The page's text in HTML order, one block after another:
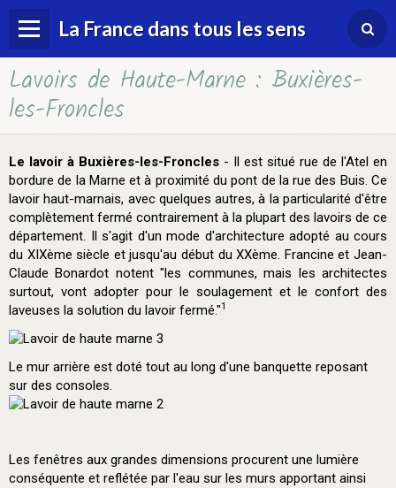
La France dans tous les sens
Accueil
Lavoirs de Haute-Marne : Buxières-
les-Froncles
Le lavoir à Buxières-les-Froncles - Il est situé rue de l'Atel en
bordure de la Marne et à proximité du pont de la rue des Buis. Ce
lavoir haut-marnais, avec quelques autres, à la particularité d'être
complètement fermé contrairement à la plupart des lavoirs de ce
département. Il s'agit d'un mode d'architecture adopté au cours
du XIXème siècle et jusqu'au début du XXème. Francine et Jean-
Claude Bonardot notent "les communes, mais les architectes
surtout, vont adopter pour le soulagement et le confort des
laveuses la solution du lavoir fermé."1
Le mur arrière est doté tout au long d'une banquette reposant
sur des consoles.
Les fenêtres aux grandes dimensions procurent une lumière
conséquente et reflétée par l'eau sur les murs apportant ainsi